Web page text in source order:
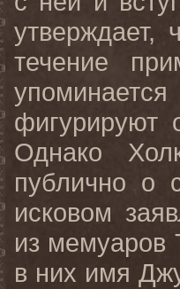
течение
фигурируют
Однако
публично о
исковом
из мемуаров
в них имя